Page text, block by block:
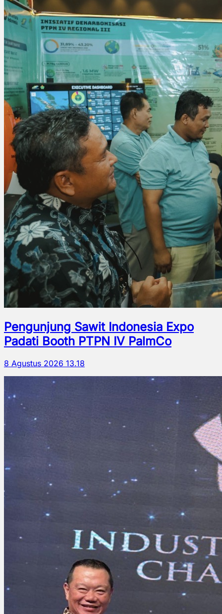
Pengunjung Sawit Indonesia Expo
Padati Booth PTPN IV PalmCo
8 Agustus 2026 13.18